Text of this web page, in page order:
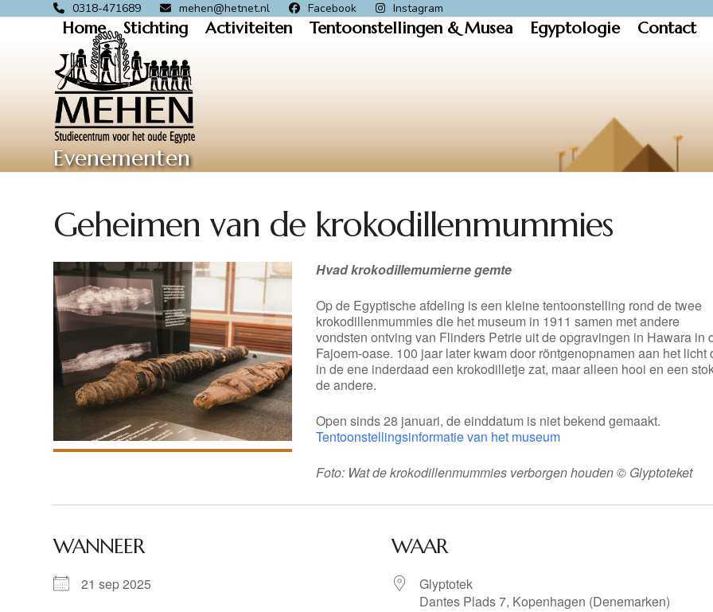
0318-471689 mehen@hetnet.nl Facebook Instagram
Home Stichting Activiteiten Tentoonstellingen & Musea Egyptologie Contact
Evenementen
Geheimen van de krokodillenmummies
Hvad krokodillemumierne gemte
Op de Egyptische afdeling is een kleine tentoonstelling rond de twee
krokodillenmummies die het museum in 1911 samen met andere
vondsten ontving van Flinders Petrie uit de opgravingen in Hawara in
Fajoem-oase. 100 jaar later kwam door röntgenopnamen aan het licht
in de ene inderdaad een krokodilletje zat, maar alleen hooi en een
de andere.
Open sinds 28 januari, de einddatum is niet bekend gemaakt.
Tentoonstellingsinformatie van het museum
Foto: Wat de krokodillenmummies verborgen houden © Glyptoteket
WANNEER
21 sep 2025
WAAR
Glyptotek
Dantes Plads 7, Kopenhagen (Denemarken)